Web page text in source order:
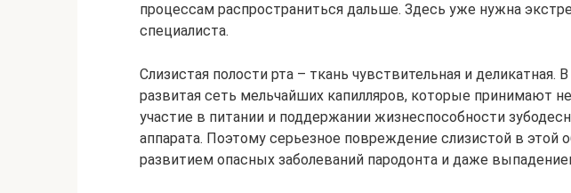
процессам распространиться дальше. Здесь уже нужна
специалиста.
Слизистая полости рта – ткань чувствительная и деликатная.
развитая сеть мельчайших капилляров, которые принимают
участие в питании и поддержании жизнеспособности
аппарата. Поэтому серьезное повреждение слизистой в этой
развитием опасных заболеваний пародонта и даже